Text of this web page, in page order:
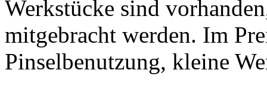
Werkstücke sind
mitgebracht werden. Im
Pinselbenutzung, kleine